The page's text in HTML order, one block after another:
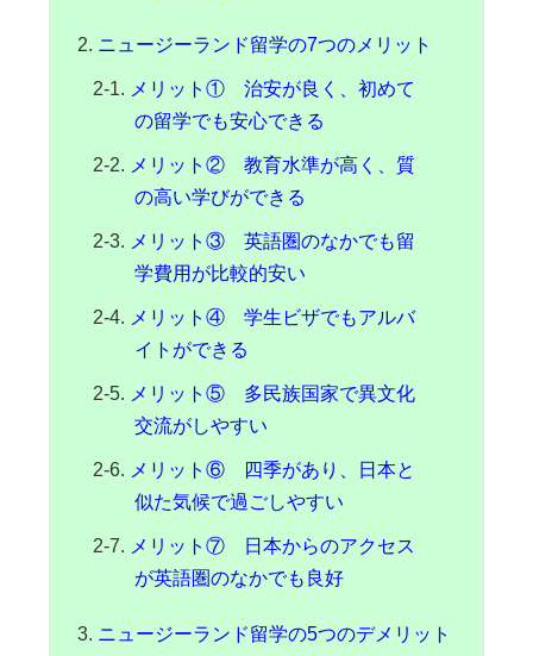
ニュージーランド留学の7つのメリット
メリット① 治安が良く、初めて
の留学でも安心できる
メリット② 教育水準が高く、質
の高い学びができる
メリット③ 英語圏のなかでも留
学費用が比較的安い
メリット④ 学生ビザでもアルバ
イトができる
メリット⑤ 多民族国家で異文化
交流がしやすい
メリット⑥ 四季があり、日本と
似た気候で過ごしやすい
メリット⑦ 日本からのアクセス
が英語圏のなかでも良好
ニュージーランド留学の5つのデメリット